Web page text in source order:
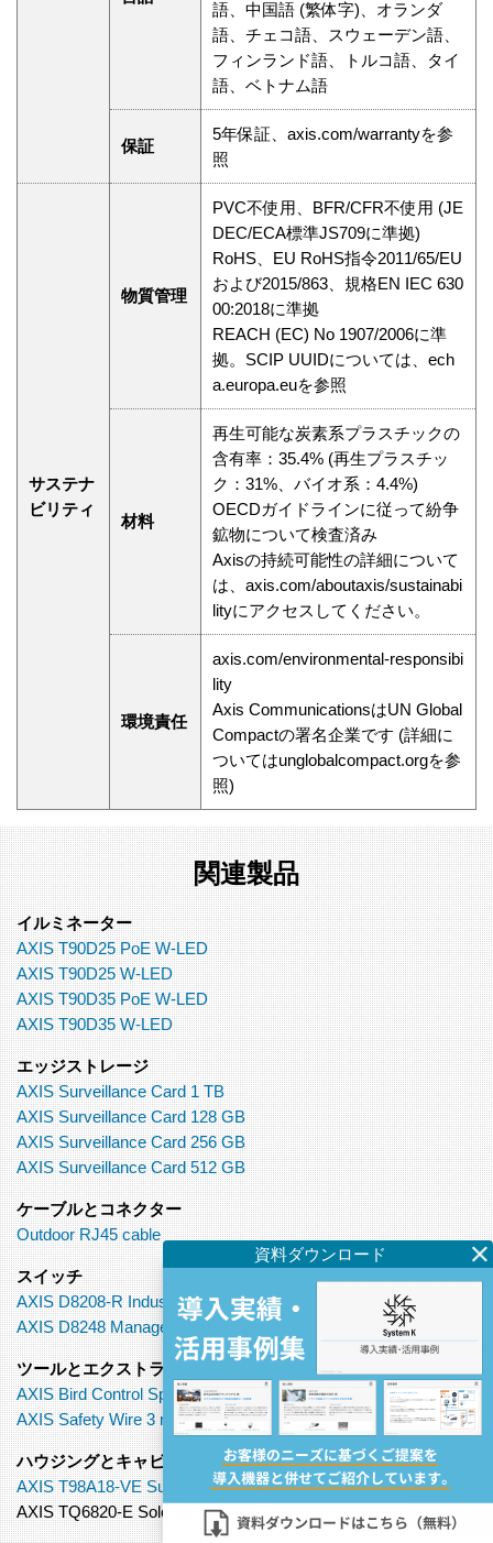
語、中国語 (繁体字)、オランダ
語、チェコ語、スウェーデン語、
フィンランド語、トルコ語、タイ
語、ベトナム語
保証
5年保証、axis.com/warrantyを参
照
サステナ
ビリティ
物質管理
PVC不使用、BFR/CFR不使用 (JE
DEC/ECA標準JS709に準拠)
RoHS、EU RoHS指令2011/65/EU
および2015/863、規格EN IEC 630
00:2018に準拠
REACH (EC) No 1907/2006に準
拠。SCIP UUIDについては、ech
a.europa.euを参照
材料
再生可能な炭素系プラスチックの
含有率：35.4% (再生プラスチッ
ク：31%、バイオ系：4.4%)
OECDガイドラインに従って紛争
鉱物について検査済み
Axisの持続可能性の詳細について
は、axis.com/aboutaxis/sustainabi
lityにアクセスしてください。
環境責任
axis.com/environmental-responsibi
lity
Axis CommunicationsはUN Global
Compactの署名企業です (詳細に
ついてはunglobalcompact.orgを参
照)
関連製品
イルミネーター
AXIS T90D25 PoE W-LED
AXIS T90D25 W-LED
AXIS T90D35 PoE W-LED
AXIS T90D35 W-LED
エッジストレージ
AXIS Surveillance Card 1 TB
AXIS Surveillance Card 128 GB
AXIS Surveillance Card 256 GB
AXIS Surveillance Card 512 GB
ケーブルとコネクター
Outdoor RJ45 cable
スイッチ
AXIS D8208-R Industrial PoE++ Switch
AXIS D8248 Managed PoE++ Switch
ツールとエクストラ
AXIS Bird Control Spike
AXIS Safety Wire 3 m
ハウジングとキャビネット
AXIS T98A18-VE Surveillance Cabinet
AXIS TQ6820-E Solo Kit